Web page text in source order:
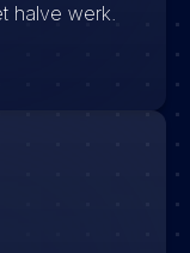
halve werk.